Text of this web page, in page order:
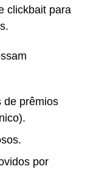
clickbait para
de prêmios
por